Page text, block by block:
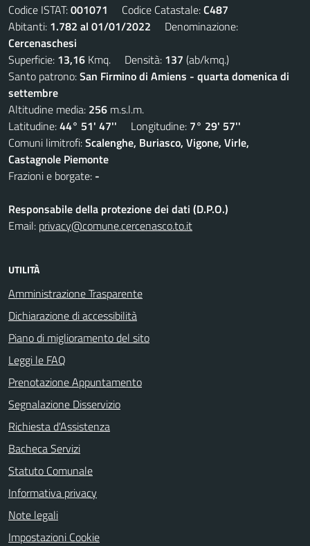
Codice ISTAT:001071 Codice Catastale:C487
Abitanti: 1.782 al 01/01/2022 Denominazione:
Cercenaschesi
Superficie: 13,16 Kmq. Densità: 137 (ab/kmq.)
Santo patrono:San Firmino di Amiens - quarta domenica di
settembre
Altitudine media: 256 m.s.l.m.
Latitudine:44° 51' 47'' Longitudine: 7° 29' 57''
Comuni limitrofi:Scalenghe, Buriasco, Vigone, Virle,
Castagnole Piemonte
Frazioni e borgate: -
Responsabile della protezione dei dati (D.P.O.)
Email: privacy@comune.cercenasco.to.it
UTILITÀ
Amministrazione Trasparente
Dichiarazione di accessibilità
Piano di miglioramento del sito
Leggi le FAQ
Prenotazione Appuntamento
Segnalazione Disservizio
Richiesta d'Assistenza
Bacheca Servizi
Statuto Comunale
Informativa privacy
Note legali
Impostazioni Cookie